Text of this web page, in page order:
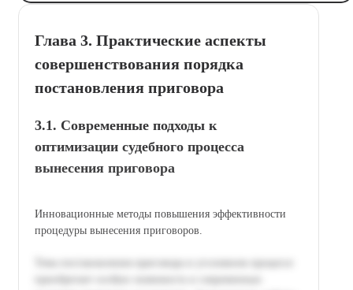
Глава 3. Практические аспекты
совершенствования порядка
постановления приговора
3.1. Современные подходы к
оптимизации судебного процесса
вынесения приговора
Инновационные методы повышения эффективности
процедуры вынесения приговоров.